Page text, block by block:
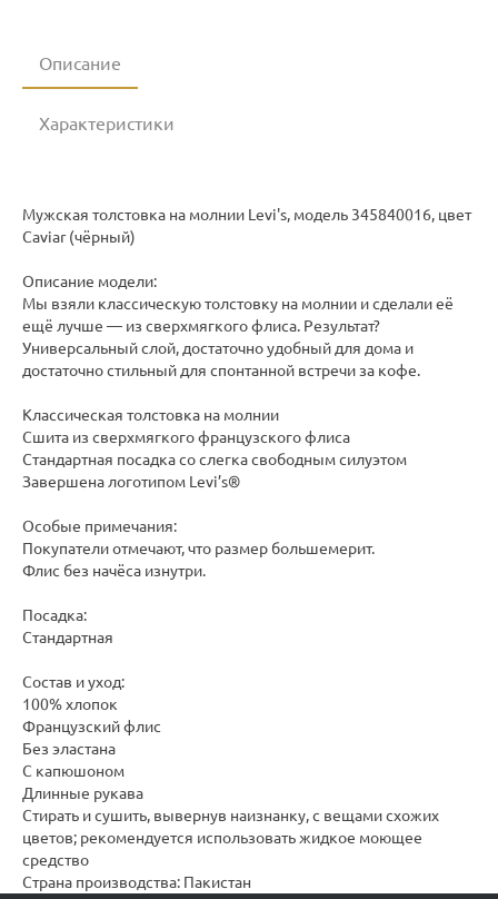
Описание
Характеристики
Мужская толстовка на молнии Levi's, модель 345840016, цвет
Caviar (чёрный)
Описание модели:
Мы взяли классическую толстовку на молнии и сделали её
ещё лучше — из сверхмягкого флиса. Результат?
Универсальный слой, достаточно удобный для дома и
достаточно стильный для спонтанной встречи за кофе.
Классическая толстовка на молнии
Сшита из сверхмягкого французского флиса
Стандартная посадка со слегка свободным силуэтом
Завершена логотипом Levi’s®
Особые примечания:
Покупатели отмечают, что размер большемерит.
Флис без начёса изнутри.
Посадка:
Стандартная
Состав и уход:
100% хлопок
Французский флис
Без эластана
С капюшоном
Длинные рукава
Стирать и сушить, вывернув наизнанку, с вещами схожих
цветов; рекомендуется использовать жидкое моющее
средство
Страна производства: Пакистан